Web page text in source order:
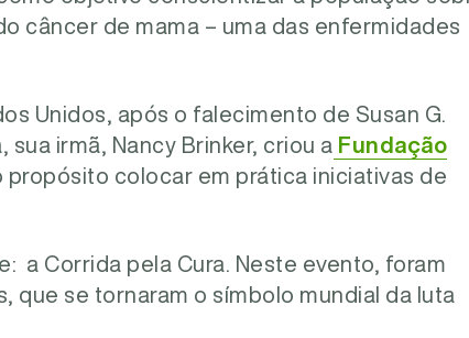
câncer de mama – uma das enfermidades
Unidos, após o falecimento de Susan G.
irmã, Nancy Brinker, criou a Fundação
propósito colocar em prática iniciativas de
a Corrida pela Cura. Neste evento, foram
se tornaram o símbolo mundial da luta